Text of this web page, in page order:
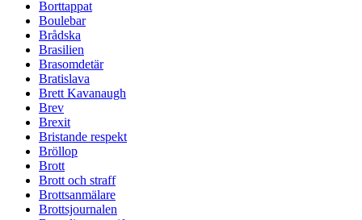
Borttappat
Boulebar
Brådska
Brasilien
Brasomdetär
Bratislava
Brett Kavanaugh
Brev
Brexit
Bristande respekt
Bröllop
Brott
Brott och straff
Brottsanmälare
Brottsjournalen